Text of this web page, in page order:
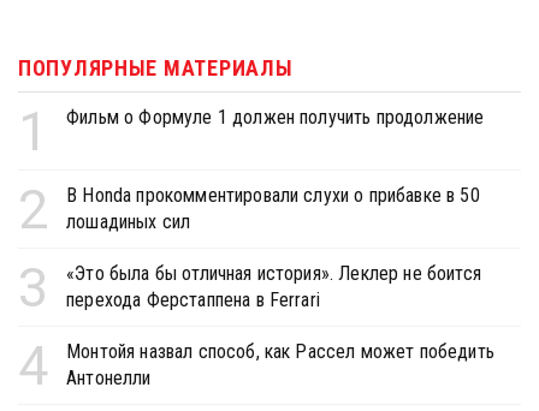
ПОПУЛЯРНЫЕ МАТЕРИАЛЫ
1 Фильм о Формуле 1 должен получить продолжение
2
В Honda прокомментировали слухи о прибавке в 50
лошадиных сил
3
«Это была бы отличная история». Леклер не боится
перехода Ферстаппена в Ferrari
4
Монтойя назвал способ, как Рассел может победить
Антонелли